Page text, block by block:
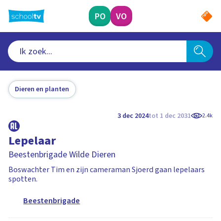
naar
hoofdinhoud
PO VO
Dieren en planten
3 dec 2024tot 1 dec 2031 2.4k
Lepelaar
Beestenbrigade Wilde Dieren
Boswachter Tim en zijn cameraman Sjoerd gaan lepelaars
spotten.
Beestenbrigade